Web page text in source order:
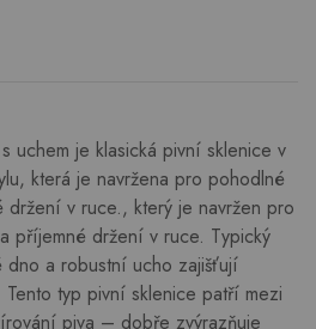
uchem je klasická pivní sklenice v
která je navržena pro pohodlné
držení v ruce., který je navržen pro
příjemné držení v ruce. Typický
dno a robustní ucho zajišťují
typ pivní sklenice patří mezi
piva – dobře zvýrazňuje